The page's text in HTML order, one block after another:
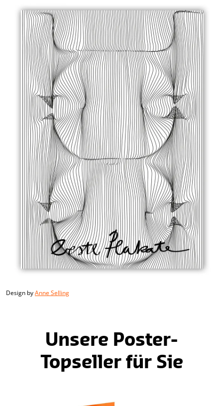
Design byAnne Selling
Unsere Poster-
Topseller für Sie